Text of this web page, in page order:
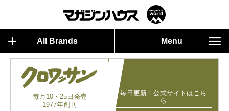
All Brands Menu
毎月10・25日発売
1977年創刊
毎日更新！公式サイトはこち
ら